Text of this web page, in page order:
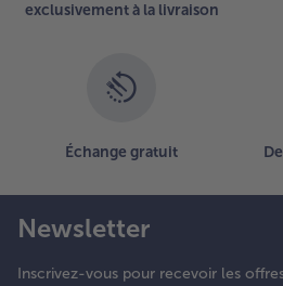
exclusivement à la livraison
Échange gratuit
Newsletter
Inscrivez-vous pour recevoir les